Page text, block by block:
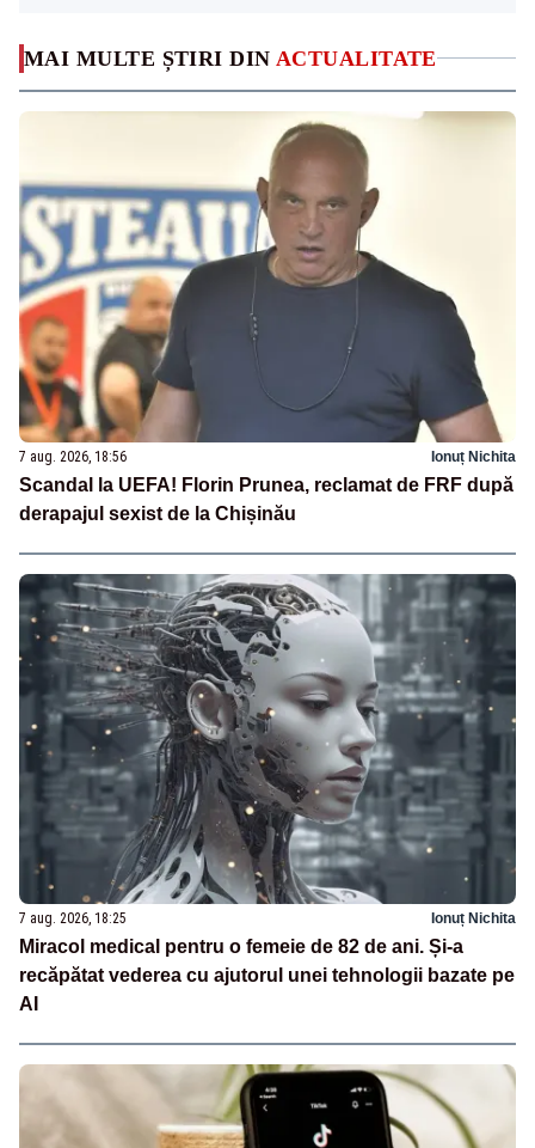
MAI MULTE ȘTIRI DIN ACTUALITATE
7 aug. 2026, 18:56 Ionuț Nichita
Scandal la UEFA! Florin Prunea, reclamat de FRF după
derapajul sexist de la Chișinău
7 aug. 2026, 18:25 Ionuț Nichita
Miracol medical pentru o femeie de 82 de ani. Și-a
recăpătat vederea cu ajutorul unei tehnologii bazate pe
AI